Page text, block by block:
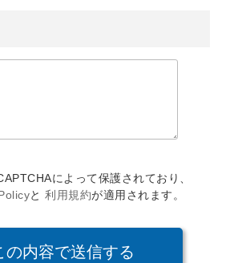
によって保護されており、
と 利用規約が適用されます。